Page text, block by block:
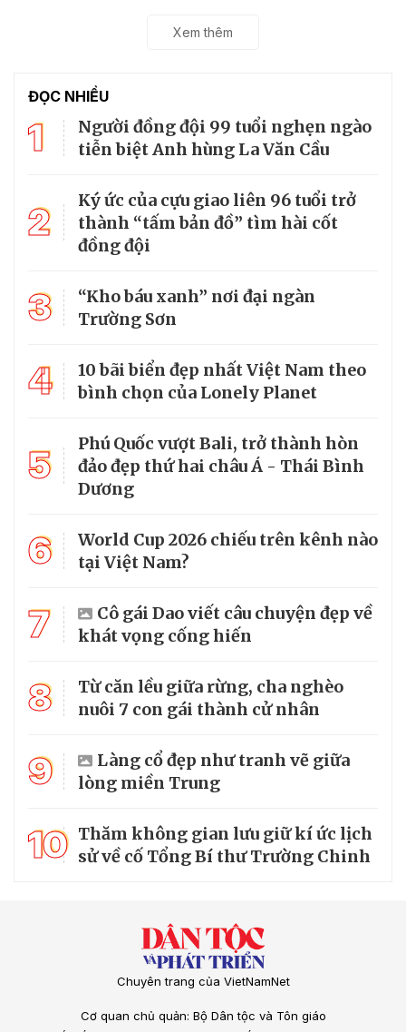
Xem thêm
ĐỌC NHIỀU
1
Người đồng đội 99 tuổi nghẹn ngào
tiễn biệt Anh hùng La Văn Cầu
2
Ký ức của cựu giao liên 96 tuổi trở
thành “tấm bản đồ” tìm hài cốt
đồng đội
3
“Kho báu xanh” nơi đại ngàn
Trường Sơn
4
10 bãi biển đẹp nhất Việt Nam theo
bình chọn của Lonely Planet
5
Phú Quốc vượt Bali, trở thành hòn
đảo đẹp thứ hai châu Á - Thái Bình
Dương
6
World Cup 2026 chiếu trên kênh nào
tại Việt Nam?
7
Cô gái Dao viết câu chuyện đẹp về
khát vọng cống hiến
8
Từ căn lều giữa rừng, cha nghèo
nuôi 7 con gái thành cử nhân
9
Làng cổ đẹp như tranh vẽ giữa
lòng miền Trung
10 Thăm không gian lưu giữ kí ức lịch
sử về cố Tổng Bí thư Trường Chinh
Chuyên trang của VietNamNet
Cơ quan chủ quản: Bộ Dân tộc và Tôn giáo